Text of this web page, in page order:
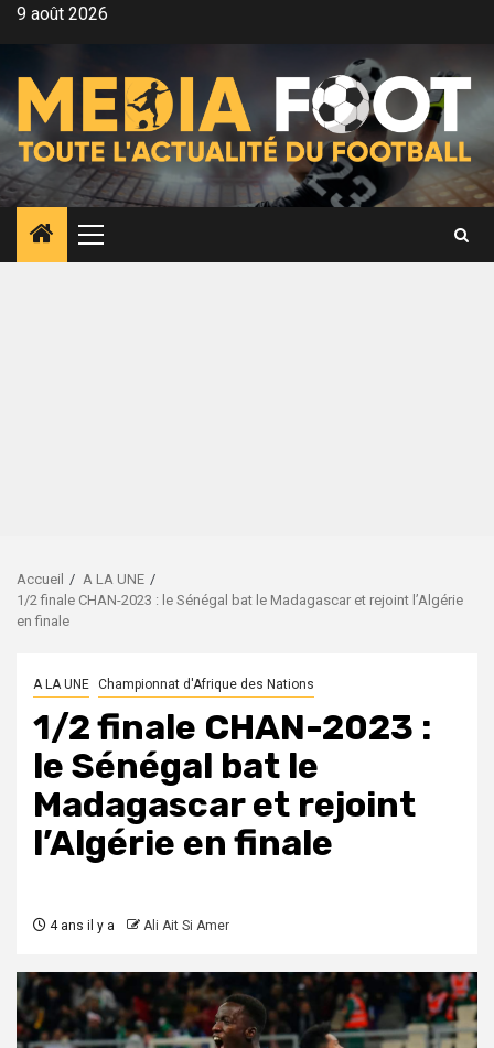
Aller9 août 2026
Menu
principal
Accueil
A LA UNE
1/2 finale CHAN-2023 : le Sénégal bat le Madagascar et rejoint l’Algérie
en finale
A LA UNE Championnat d'Afrique des Nations
1/2 finale CHAN-2023 :
le Sénégal bat le
Madagascar et rejoint
l’Algérie en finale
4 ans il y a Ali Ait Si Amer